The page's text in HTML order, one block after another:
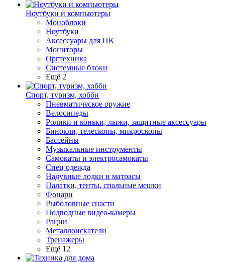
Ноутбуки и компьютеры
Моноблоки
Ноутбуки
Аксессуары для ПК
Мониторы
Оргтехника
Системные блоки
Ещё 2
Спорт, туризм, хобби
Пневматическое оружие
Велосипеды
Ролики и коньки, лыжи, защитные аксессуары
Бинокли, телескопы, микроскопы
Бассейны
Музыкальные инструменты
Самокаты и электросамокаты
Спец одежда
Надувные лодки и матрасы
Палатки, тенты, спальные мешки
Фонари
Рыболовные снасти
Подводные видео-камеры
Рации
Металлоискатели
Тренажеры
Ещё 12